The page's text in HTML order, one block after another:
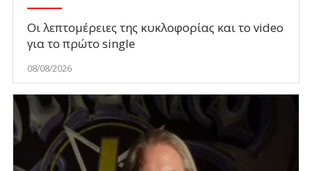
Οι λεπτομέρειες της κυκλοφορίας και το video
για το πρώτο single
08/08/2026